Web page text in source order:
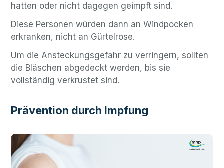
hatten oder nicht dagegen geimpft sind.
Diese Personen würden dann an Windpocken
erkranken, nicht an Gürtelrose.
Um die Ansteckungsgefahr zu verringern, sollten
die Bläschen abgedeckt werden, bis sie
vollständig verkrustet sind.
Prävention durch Impfung